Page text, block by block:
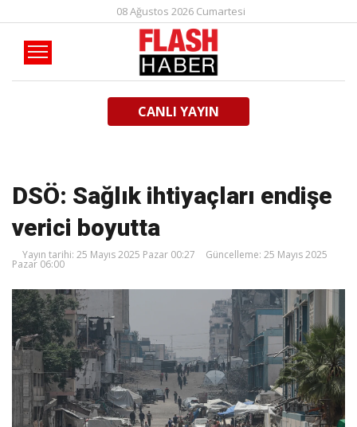
08 Ağustos 2026 Cumartesi
CANLI YAYIN
DSÖ: Sağlık ihtiyaçları endişe
verici boyutta
Yayın tarihi: 25 Mayıs 2025 Pazar 00:27 Güncelleme: 25 Mayıs 2025
Pazar 06:00